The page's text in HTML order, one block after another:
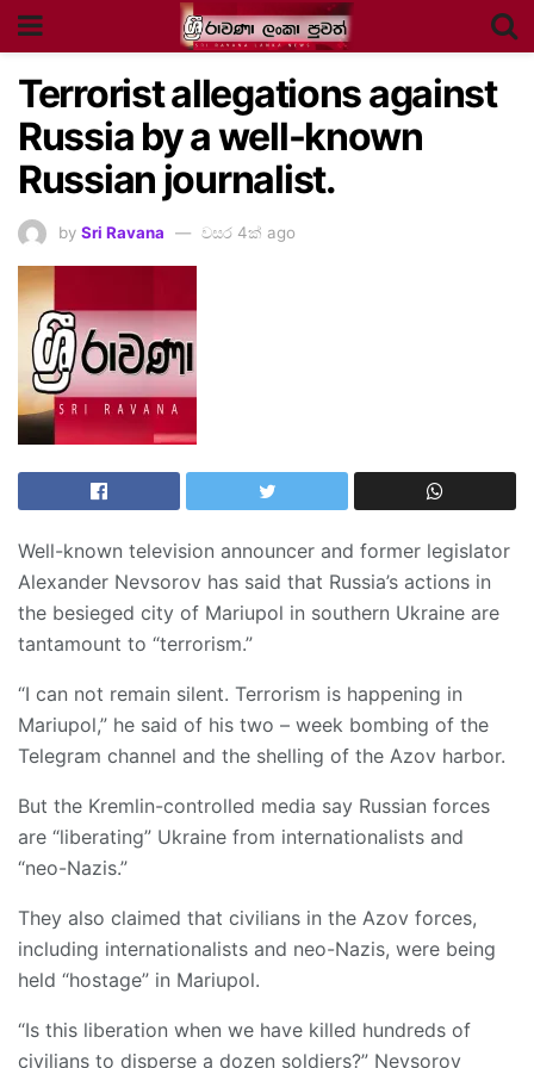
Terrorist allegations against
Russia by a well-known
Russian journalist.
by Sri Ravana වසර 4ක් ago
Well-known television announcer and former legislator
Alexander Nevsorov has said that Russia’s actions in
the besieged city of Mariupol in southern Ukraine are
tantamount to “terrorism.”
“I can not remain silent. Terrorism is happening in
Mariupol,” he said of his two – week bombing of the
Telegram channel and the shelling of the Azov harbor.
But the Kremlin-controlled media say Russian forces
are “liberating” Ukraine from internationalists and
“neo-Nazis.”
They also claimed that civilians in the Azov forces,
including internationalists and neo-Nazis, were being
held “hostage” in Mariupol.
“Is this liberation when we have killed hundreds of
civilians to disperse a dozen soldiers?” Nevsorov